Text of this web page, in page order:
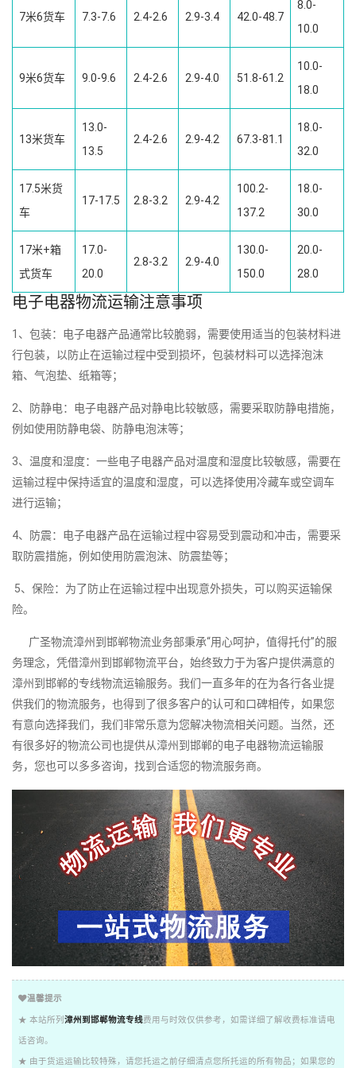
7米6货车 7.3-7.6 2.4-2.6 2.9-3.4 42.0-48.7
8.0-
10.0
9米6货车 9.0-9.6 2.4-2.6 2.9-4.0 51.8-61.2
10.0-
18.0
13米货车
13.0-
13.5
2.4-2.6 2.9-4.2 67.3-81.1
18.0-
32.0
17.5米货
车
17-17.5 2.8-3.2 2.9-4.2
100.2-
137.2
18.0-
30.0
17米+箱
式货车
17.0-
20.0
2.8-3.2 2.9-4.0
130.0-
150.0
20.0-
28.0
电子电器物流运输注意事项
1、包装：电子电器产品通常比较脆弱，需要使用适当的包装材料进
行包装，以防止在运输过程中受到损坏，包装材料可以选择泡沫
箱、气泡垫、纸箱等；
2、防静电：电子电器产品对静电比较敏感，需要采取防静电措施，
例如使用防静电袋、防静电泡沫等；
3、温度和湿度：一些电子电器产品对温度和湿度比较敏感，需要在
运输过程中保持适宜的温度和湿度，可以选择使用冷藏车或空调车
进行运输；
4、防震：电子电器产品在运输过程中容易受到震动和冲击，需要采
取防震措施，例如使用防震泡沫、防震垫等；
5、保险：为了防止在运输过程中出现意外损失，可以购买运输保
险。
广圣物流漳州到邯郸物流业务部秉承“用心呵护，值得托付”的服
务理念，凭借漳州到邯郸物流平台，始终致力于为客户提供满意的
漳州到邯郸的专线物流运输服务。我们一直多年的在为各行各业提
供我们的物流服务，也得到了很多客户的认可和口碑相传，如果您
有意向选择我们，我们非常乐意为您解决物流相关问题。当然，还
有很多好的物流公司也提供从漳州到邯郸的电子电器物流运输服
务，您也可以多多咨询，找到合适您的物流服务商。
温馨提示
★ 本站所列 漳州到邯郸物流专线费用与时效仅供参考，如需详细了解收费标准请电
话咨询。
★ 由于货运运输比较特殊，请您托运之前仔细清点您所托运的所有物品；如果您的